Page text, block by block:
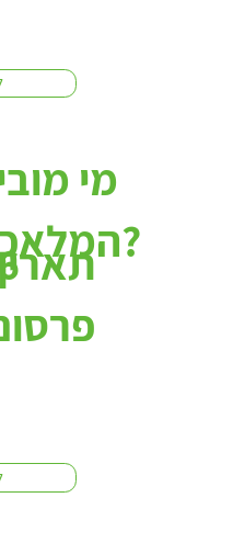
מי
המלאכותית בארגון?